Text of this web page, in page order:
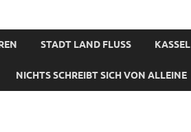
STADT LAND FLUSS KASSEL
NICHTS SCHREIBT SICH VON ALLEINE